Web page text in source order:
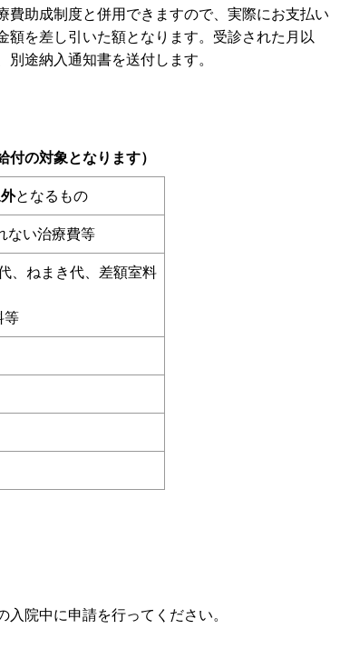
助成制度と併用できますので、実際にお支払い
を差し引いた額となります。受診された月以
途納入通知書を送付します。
の対象となります）
となるもの
ない治療費等
、ねまき代、差額室料
入院中に申請を行ってください。